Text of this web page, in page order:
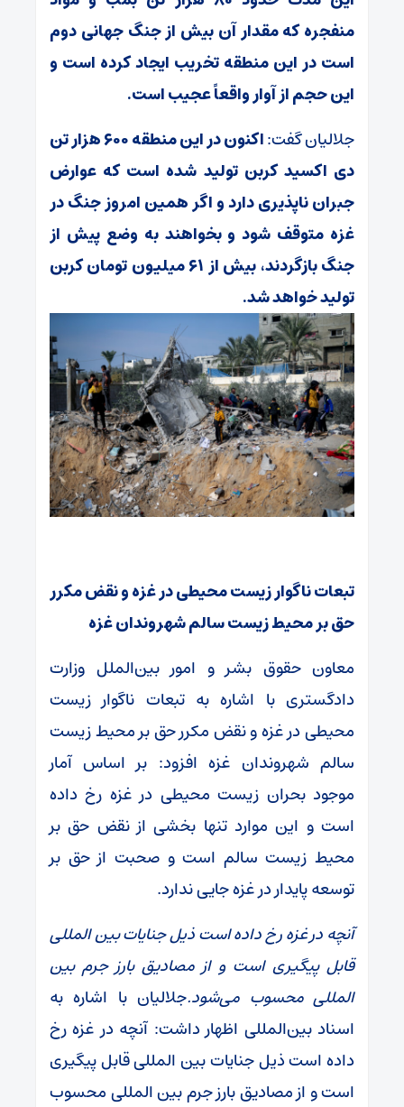
منفجره که مقدار آن بیش از جنگ جهانی دوم
است در این منطقه تخریب ایجاد کرده است و
این حجم از آوار واقعاً عجیب است.
جلالیان گفت:
اکنون در این منطقه ۶۰۰ هزار تن
دی اکسید کربن تولید شده است که عوارض
جبران ناپذیری دارد و اگر همین امروز جنگ در
غزه متوقف شود و بخواهند به وضع پیش از
جنگ بازگردند، بیش از ۶۱ میلیون تومان کربن
تولید خواهد شد.
تبعات ناگوار زیست محیطی در غزه و نقض مکرر
حق بر محیط زیست سالم شهروندان غزه
معاون حقوق بشر و امور بین‌الملل وزارت
دادگستری با اشاره به تبعات ناگوار زیست
محیطی در غزه و نقض مکرر حق بر محیط زیست
سالم شهروندان غزه افزود: بر اساس آمار
موجود بحران زیست محیطی در غزه رخ داده
است و این موارد تنها بخشی از نقض حق بر
محیط زیست سالم است و صحبت از حق بر
توسعه پایدار در غزه جایی ندارد.
آنچه در غزه رخ داده است ذیل جنایات بین المللی
قابل پیگیری است و از مصادیق بارز جرم بین
المللی محسوب می‌شود.جلالیان با اشاره به
اسناد بین‌المللی اظهار داشت: آنچه در غزه رخ
داده است ذیل جنایات بین المللی قابل پیگیری
است و از مصادیق بارز جرم بین المللی محسوب